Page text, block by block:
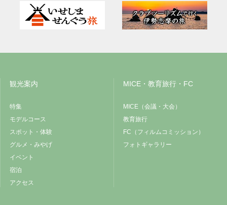
観光案内
特集
モデルコース
スポット・体験
グルメ・みやげ
イベント
宿泊
アクセス
MICE・教育旅行・FC
MICE（会議・大会）
教育旅行
FC（フィルムコミッション）
フォトギャラリー